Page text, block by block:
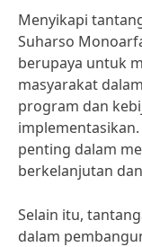
Menyikapi
Suharso
berupaya untuk
masyarakat
program dan
penting dalam
berkelanjutan
Selain itu,
dalam